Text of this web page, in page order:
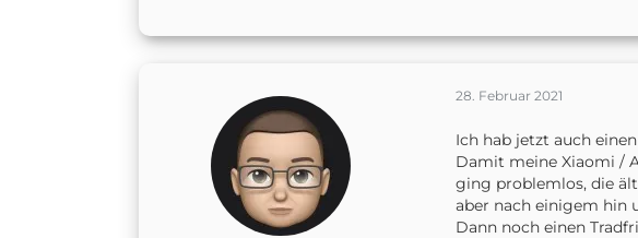
28. Februar 2021
Ich hab jetzt auch
Damit meine Xiaomi /
ging problemlos, die
aber nach einigem hin
Dann noch einen